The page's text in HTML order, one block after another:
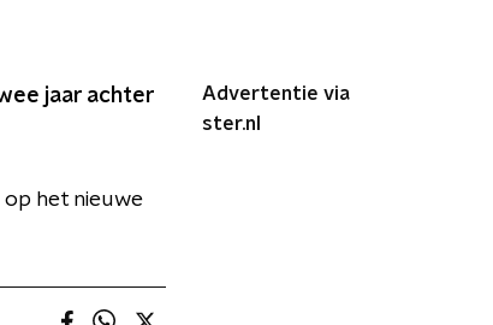
jaar achter
het nieuwe
Advertentie via
ster.nl